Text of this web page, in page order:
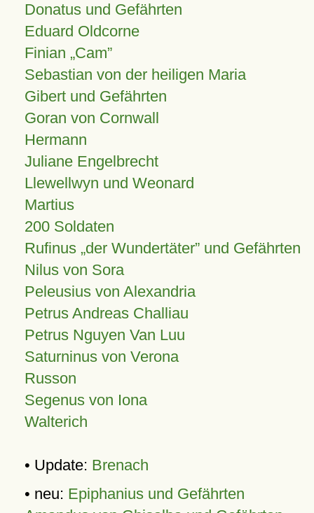
Donatus und Gefährten
Eduard Oldcorne
Finian Cam
Sebastian von der heiligen Maria
Gibert und Gefährten
Goran von Cornwall
Hermann
Juliane Engelbrecht
Llewellwyn und Weonard
Martius
200 Soldaten
Rufinus „der Wundertäter” und Gefährten
Nilus von Sora
Peleusius von Alexandria
Petrus Andreas Challiau
Petrus Nguyen Van Luu
Saturninus von Verona
Russon
Segenus von Iona
Walterich
• Update: Brenach
• neu: Epiphanius und Gefährten